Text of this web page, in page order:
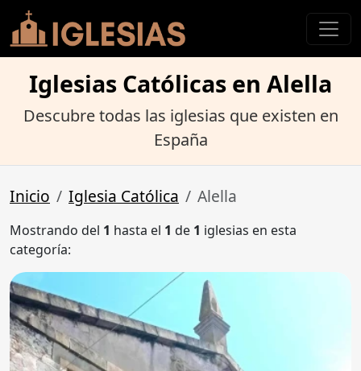
Iglesias Católicas en Alella
Descubre todas las iglesias que existen en
España
Inicio Iglesia Católica Alella
Mostrando del 1 hasta el 1 de 1 iglesias en esta
categoría: